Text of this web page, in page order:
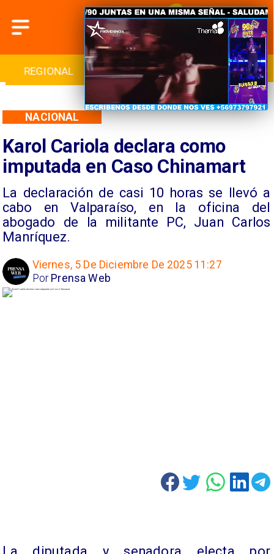
INTERNACIONAL DEPORTES CULTURA
Karol Cariola declara como
imputada en Caso Chinamart
La declaración de casi 10 horas se llevó a
cabo en Valparaíso, en la oficina del
abogado de la militante PC, Juan Carlos
Manríquez.
NACIONAL
Viernes, 5 De Diciembre De 2025 11:27
Prensa Web
Por